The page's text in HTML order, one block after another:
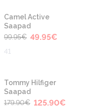
-50%
Camel Active
Saapad
99.95€ 49.95€
41
-30%
Tommy Hilfiger
Saapad
179.90€ 125.90€